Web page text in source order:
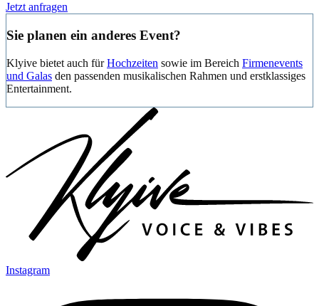
Jetzt anfragen
Sie planen ein anderes Event?
Klyive bietet auch fürHochzeiten sowie im Bereich Firmenevents
und Galas den passenden musikalischen Rahmen und erstklassiges
Entertainment.
Instagram